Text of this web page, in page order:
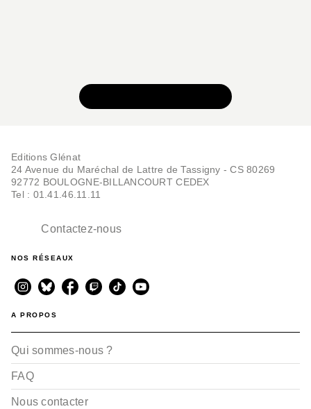
Editions Glénat
24 Avenue du Maréchal de Lattre de Tassigny - CS 80269
92772 BOULOGNE-BILLANCOURT CEDEX
Tel : 01.41.46.11.11
Contactez-nous
NOS RÉSEAUX
A PROPOS
Qui sommes-nous ?
FAQ
Nous contacter